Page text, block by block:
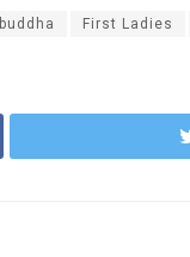
buddha First Ladies